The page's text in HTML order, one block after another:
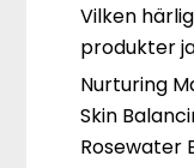
Vilken
produkter
Nurturing
Skin
Rosewater